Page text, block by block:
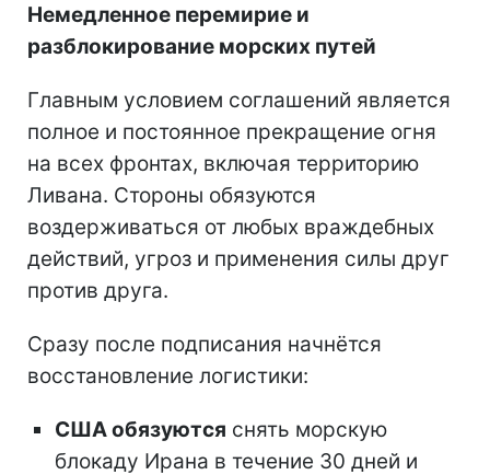
Немедленное перемирие и
разблокирование морских путей
Главным условием соглашений является
полное и постоянное прекращение огня
на всех фронтах, включая территорию
Ливана. Стороны обязуются
воздерживаться от любых враждебных
действий, угроз и применения силы друг
против друга.
Сразу после подписания начнётся
восстановление логистики:
США обязуются снять морскую
блокаду Ирана в течение 30 дней и